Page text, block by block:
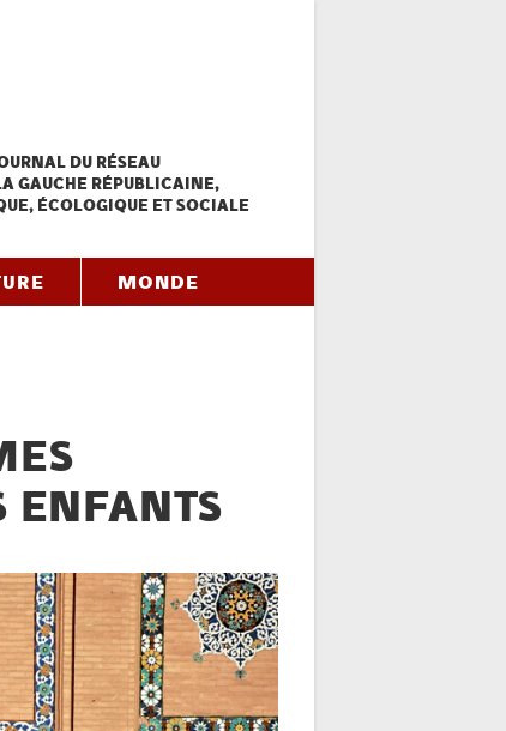
DU RÉSEAU
GAUCHE RÉPUBLICAINE,
ÉCOLOGIQUE ET SOCIALE
MONDE
ENFANTS